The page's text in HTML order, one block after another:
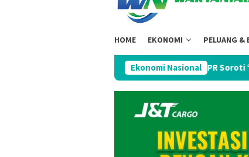
HOME EKONOMI PELUANG &
Ekonomi Nasional
DPR Soroti “Paradoks